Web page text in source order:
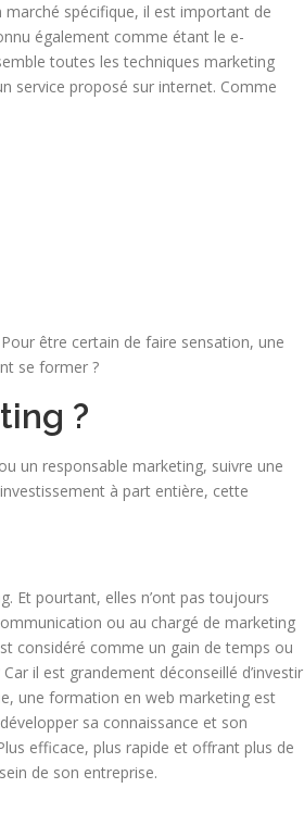
spécifique, il est important de
également comme étant le e-
toutes les techniques marketing
service proposé sur internet. Comme
être certain de faire sensation, une
se former ?
?
un responsable marketing, suivre une
à part entière, cette
Et pourtant, elles n’ont pas toujours
ou au chargé de marketing
considéré comme un gain de temps ou
il est grandement déconseillé d’investir
une formation en web marketing est
sa connaissance et son
efficace, plus rapide et offrant plus de
de son entreprise.